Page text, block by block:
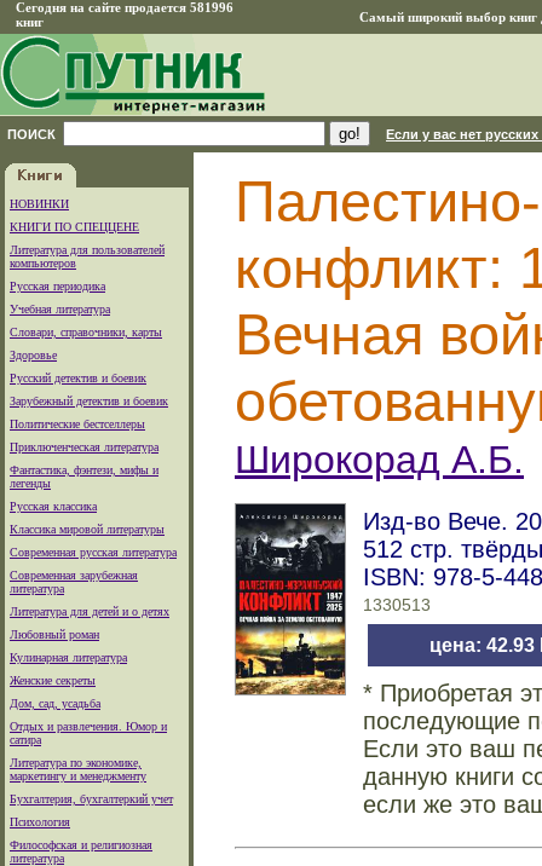
Сегодня на сайте продается 581996
книг
Самый широкий выбор книг
ПОИСК Если у вас нет
НОВИНКИ
КНИГИ ПО СПЕЦЦЕНЕ
Литература для пользователей
компьютеров
Русская периодика
Учебная литература
Словари, справочники, карты
Здоровье
Русский детектив и боевик
Зарубежный детектив и боевик
Политические бестселлеры
Приключенческая литература
Фантастика, фэнтези, мифы и
легенды
Русская классика
Классика мировой литературы
Современная русская литература
Современная зарубежная
литература
Литература для детей и о детях
Любовный роман
Кулинарная литература
Женские секреты
Дом, сад, усадьба
Отдых и развлечения. Юмор и
сатира
Литература по экономике,
маркетингу и менеджменту
Бухгалтерия, бухгалтеркий учет
Психология
Философская и религиозная
литература
конфликт:
Вечная
Широкорад А.Б.
Изд-во Вече.
512 стр.
ISBN: 978-5-
1330513
цена: 42.93
* Приобретая
последующие
Если это ваш
данную книги
если же это